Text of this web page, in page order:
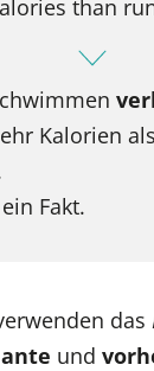
than
Kalorien
Fakt.
das
und